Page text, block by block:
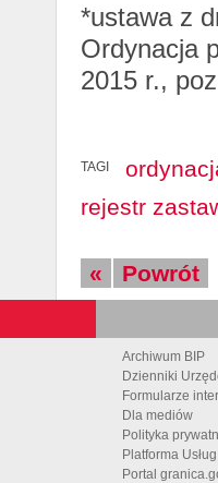
*ustawa z
Ordynacja
2015 r.,
TAGI
rejestr
« Powrót
Archiwum BIP
Dzienniki
Formularze
Dla mediów
Polityka
Platforma
Portal